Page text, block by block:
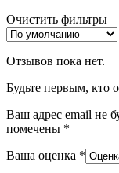
Очистить фильтры
Отзывов пока нет.
Будьте первым, кто
Ваш адрес email не
помечены *
Ваша оценка *